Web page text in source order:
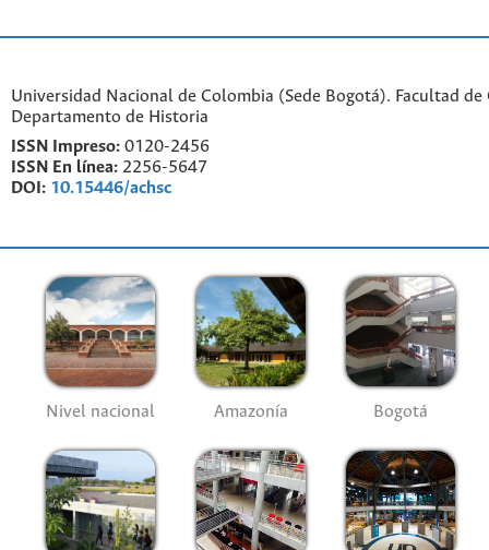
Universidad Nacional de Colombia (Sede Bogotá). Facultad de
Departamento de Historia
ISSN Impreso: 0120-2456
ISSN En línea: 2256-5647
DOI: 10.15446/achsc
Nivel nacional Amazonía Bogotá